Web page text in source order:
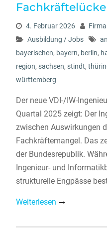
4. Februar 2026
Ausbildung / Jobs
bayerischen, bayern, berlin,
region, sachsen, stindt,
württemberg
Der neue VDI-/IW-
Quartal 2025 zeigt: Der
zwischen Auswirkungen
Fachkräftemangel. Das
der Bundesrepublik.
Ingenieur- und
strukturelle Engpässe
Weiterlesen